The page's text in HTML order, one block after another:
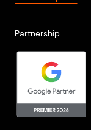
Partnership